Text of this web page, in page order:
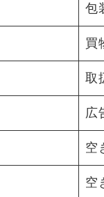
包
買
取
広
空
空